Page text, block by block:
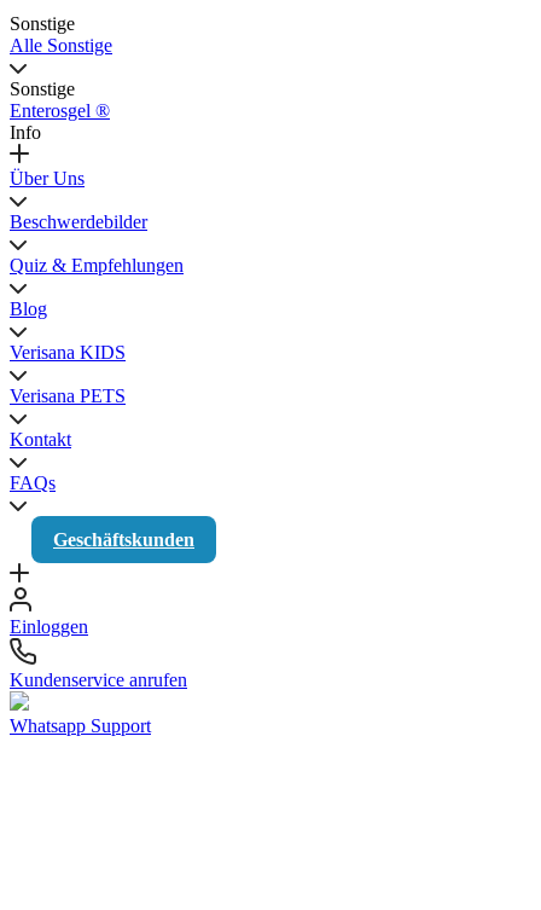
Sonstige
Alle Sonstige
Sonstige
Enterosgel ®
Info
Über Uns
Beschwerdebilder
Quiz & Empfehlungen
Blog
Verisana KIDS
Verisana PETS
Kontakt
FAQs
Geschäftskunden
Einloggen
Kundenservice anrufen
Whatsapp Support